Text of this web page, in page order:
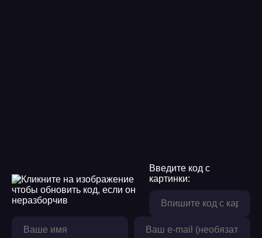
Введите код с
картинки: